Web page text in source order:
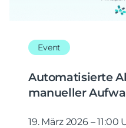
Event
Automatisierte
manueller
19. März 2026 – 11:00